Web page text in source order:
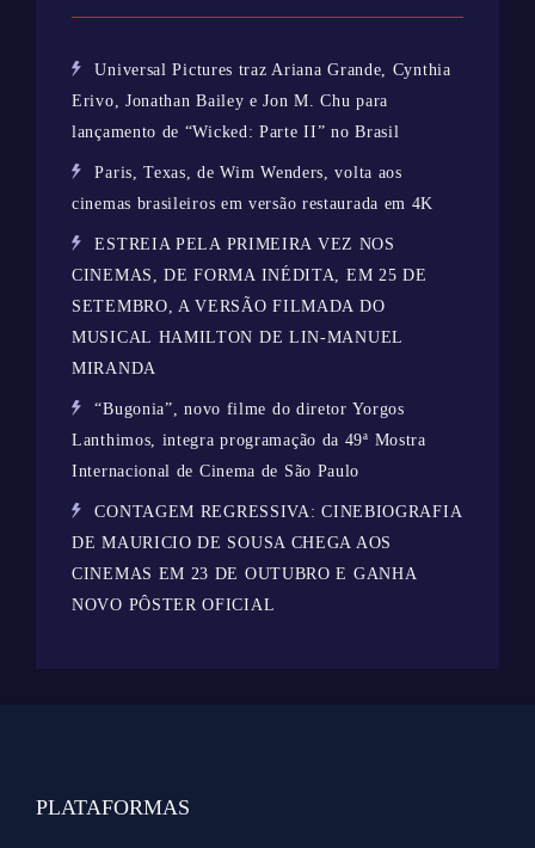
Universal Pictures traz Ariana Grande, Cynthia
Erivo, Jonathan Bailey e Jon M. Chu para
lançamento de “Wicked: Parte II” no Brasil
Paris, Texas, de Wim Wenders, volta aos
cinemas brasileiros em versão restaurada em 4K
ESTREIA PELA PRIMEIRA VEZ NOS
CINEMAS, DE FORMA INÉDITA, EM 25 DE
SETEMBRO, A VERSÃO FILMADA DO
MUSICAL HAMILTON DE LIN-MANUEL
MIRANDA
“Bugonia”, novo filme do diretor Yorgos
Lanthimos, integra programação da 49ª Mostra
Internacional de Cinema de São Paulo
CONTAGEM REGRESSIVA: CINEBIOGRAFIA
DE MAURICIO DE SOUSA CHEGA AOS
CINEMAS EM 23 DE OUTUBRO E GANHA
NOVO PÔSTER OFICIAL
PLATAFORMAS